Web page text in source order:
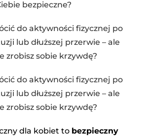
bezpieczne?
do aktywności fizycznej po
lub dłuższej przerwie – ale
zrobisz sobie krzywdę?
do aktywności fizycznej po
lub dłuższej przerwie – ale
zrobisz sobie krzywdę?
dla kobiet to bezpieczny